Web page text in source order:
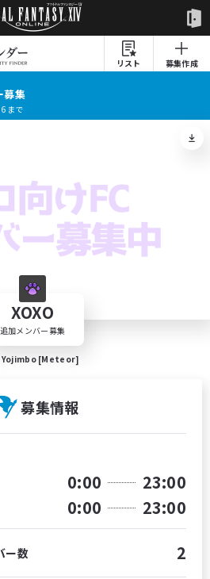
リスト
募集作成
募集
まで
XOXO
追加メンバー募集
Yojimbo [Meteor]
募集情報
0:00 23:00
0:00 23:00
ー数 2